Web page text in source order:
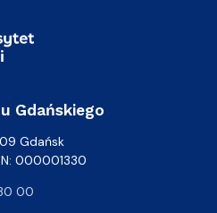
Gdańskiego
Gdańsk
000001330
00